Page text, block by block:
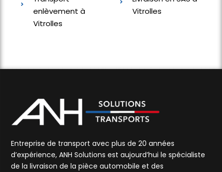
enlèvement à
Vitrolles
Vitrolles
Entreprise de transport avec plus de 20 années
d’expérience, ANH Solutions est aujourd’hui le spécialiste
de la livraison de la pièce automobile et des